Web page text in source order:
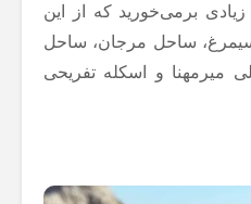
برمی‌خورید که از این
ساحل مرجان، ساحل
میرمهنا و اسکله تفریحی